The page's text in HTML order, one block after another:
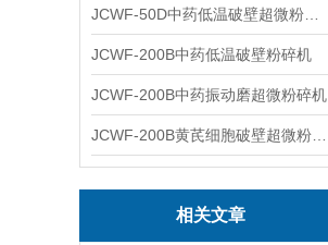
JCWF-200B中药低温破壁粉碎机
JCWF-200B中药振动磨超微粉碎机
相关文章